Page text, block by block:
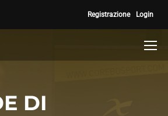
Registrazione Login
DI